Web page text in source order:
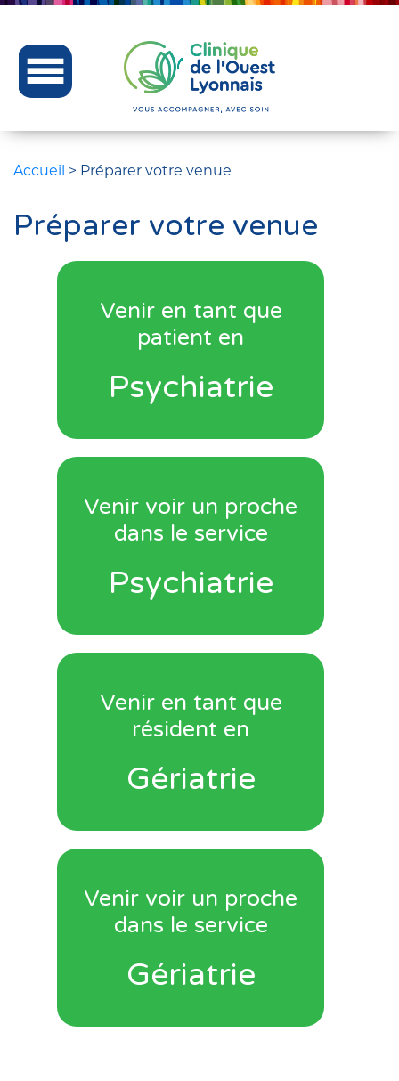
Accueil > Préparer votre venue
Préparer votre venue
Venir en tant que
patient en
Psychiatrie
Venir voir un proche
dans le service
Psychiatrie
Venir en tant que
résident en
Gériatrie
Venir voir un proche
dans le service
Gériatrie